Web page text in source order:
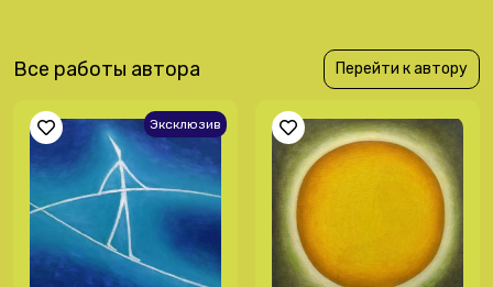
Все работы автора Перейти к автору
Эксклюзив